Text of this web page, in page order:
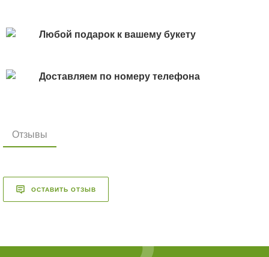
Любой подарок к вашему букету
Доставляем по номеру телефона
Отзывы
ОСТАВИТЬ ОТЗЫВ